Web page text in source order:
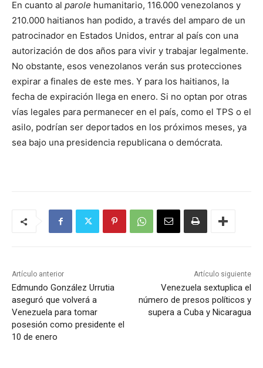
En cuanto al parole humanitario, 116.000 venezolanos y
210.000 haitianos han podido, a través del amparo de un
patrocinador en Estados Unidos, entrar al país con una
autorización de dos años para vivir y trabajar legalmente.
No obstante, esos venezolanos verán sus protecciones
expirar a finales de este mes. Y para los haitianos, la
fecha de expiración llega en enero. Si no optan por otras
vías legales para permanecer en el país, como el TPS o el
asilo, podrían ser deportados en los próximos meses, ya
sea bajo una presidencia republicana o demócrata.
Artículo anterior
Edmundo González Urrutia
aseguró que volverá a
Venezuela para tomar
posesión como presidente el
10 de enero
Artículo siguiente
Venezuela sextuplica el
número de presos políticos y
supera a Cuba y Nicaragua